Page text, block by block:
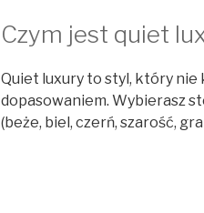
Czym jest quiet
Quiet luxury to styl, który nie
dopasowaniem. Wybierasz
(beże, biel, czerń, szarość,